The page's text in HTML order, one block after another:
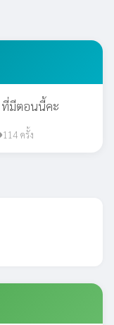
ที่มีตอนนี้คะ
114 ครั้ง